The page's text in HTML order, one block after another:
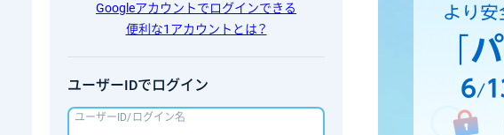
Googleアカウントでログインできる
便利な1アカウントとは？
ユーザーIDでログイン
ユーザーID/ログイン名